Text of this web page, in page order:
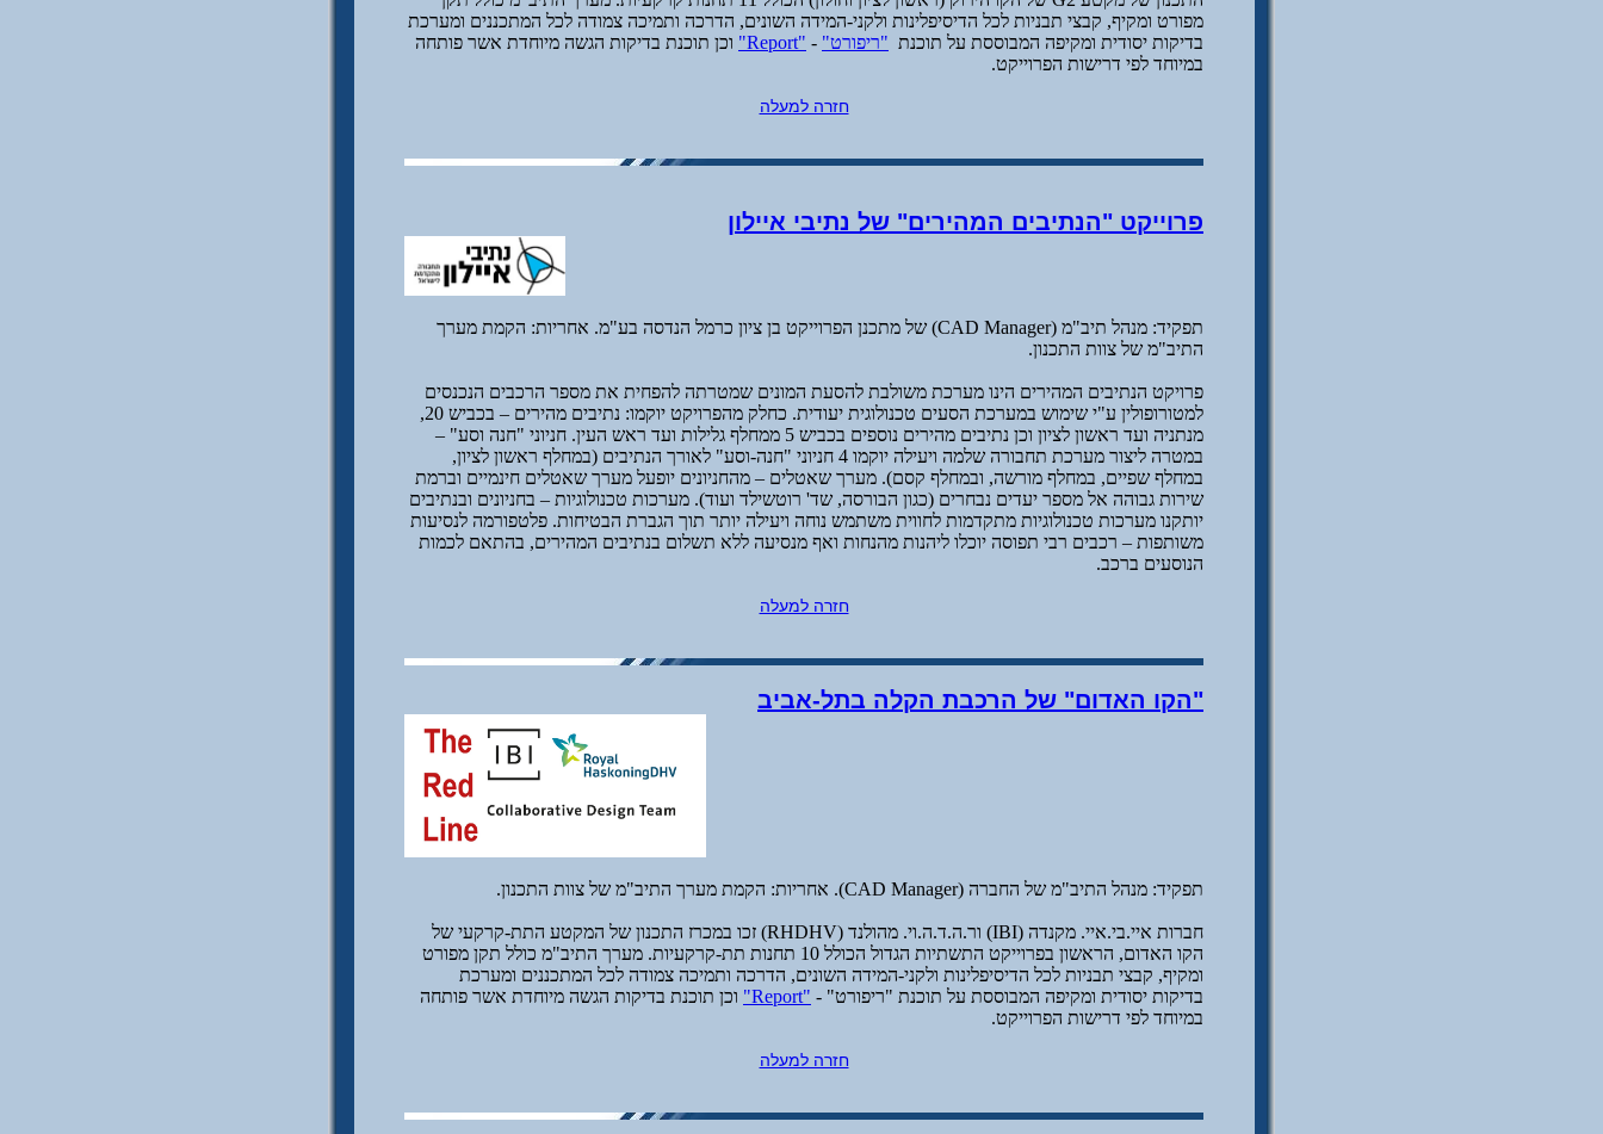
מפורט ומקיף, קבצי תבניות לכל הדיסיפלינות ולקני-המידה השונים, הדרכה ותמיכה צמודה לכל המתכננים ומערכת
בדיקות יסודית ומקיפה המבוססת על תוכנת "ריפורט" -
"Report"
וכן תוכנת בדיקות הגשה מיוחדת אשר פותחה
במיוחד לפי דרישות הפרוייקט.
חזרה למעלה
פרוייקט "הנתיבים המהירים" של נתיבי איילון
תפקיד: מנהל תיב"מ (CAD Manager) של מתכנן הפרוייקט בן ציון כרמל הנדסה בע"מ. אחריות: הקמת מערך
התיב"מ של צוות התכנון.
פרויקט הנתיבים המהירים הינו מערכת משולבת להסעת המונים שמטרתה להפחית את מספר הרכבים הנכנסים
למטורופולין ע"י שימוש במערכת הסעים טכנולוגית יעודית. כחלק מהפרויקט יוקמו: נתיבים מהירים – בכביש 20,
מנתניה ועד ראשון לציון וכן נתיבים מהירים נוספים בכביש 5 ממחלף גלילות ועד ראש העין. חניוני "חנה וסע" –
במטרה ליצור מערכת תחבורה שלמה ויעילה יוקמו 4 חניוני "חנה-וסע" לאורך הנתיבים (במחלף ראשון לציון,
במחלף שפיים, במחלף מורשה, ובמחלף קסם). מערך שאטלים – מהחניונים יופעל מערך שאטלים חינמיים וברמת
שירות גבוהה אל מספר יעדים נבחרים (כגון הבורסה, שד' רוטשילד ועוד). מערכות טכנולוגיות – בחניונים ובנתיבים
יותקנו מערכות טכנולוגיות מתקדמות לחווית משתמש נוחה ויעילה יותר תוך הגברת הבטיחות. פלטפורמה לנסיעות
משותפות – רכבים רבי תפוסה יוכלו ליהנות מהנחות ואף מנסיעה ללא תשלום בנתיבים המהירים, בהתאם לכמות
הנוסעים ברכב.
חזרה למעלה
"הקו האדום" של הרכבת הקלה בתל-אביב
תפקיד: מנהל התיב"מ של החברה (CAD Manager). אחריות: הקמת מערך התיב"מ של צוות התכנון.
חברות איי.בי.איי. מקנדה (IBI) ור.ה.ד.ה.וי. מהולנד (RHDHV) זכו במכרז התכנון של המקטע התת-קרקעי של
הקו האדום, הראשון בפרוייקט התשתיות הגדול הכולל 10 תחנות תת-קרקעיות. מערך התיב"מ כולל תקן מפורט
ומקיף, קבצי תבניות לכל הדיסיפלינות ולקני-המידה השונים, הדרכה ותמיכה צמודה לכל המתכננים ומערכת
בדיקות יסודית ומקיפה המבוססת על תוכנת "ריפורט" - "Report"
וכן תוכנת בדיקות הגשה מיוחדת אשר פותחה
במיוחד לפי דרישות הפרוייקט.
חזרה למעלה